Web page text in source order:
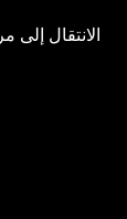
الانتقال إلى